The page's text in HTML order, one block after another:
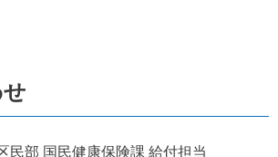
民部 国民健康保険課 給付担当